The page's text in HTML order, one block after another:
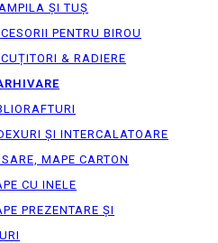
ȘI TUȘ
PENTRU BIROU
& RADIERE
ȘI INTERCALATOARE
MAPE CARTON
CU INELE
PREZENTARE ȘI